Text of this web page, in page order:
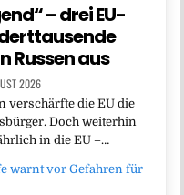
– drei EU-
Russen aus
2026
verschärfte die EU die
Doch weiterhin
in die EU –…